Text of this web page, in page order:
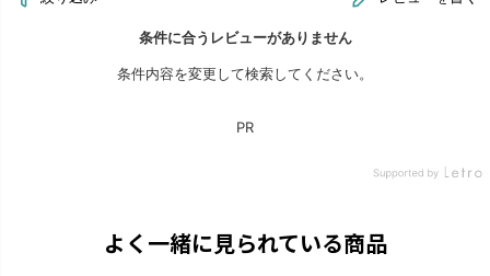
よく一緒に見られている商品